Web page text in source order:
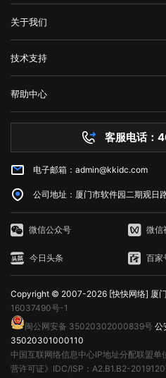
量，机房配备24小时专业运维人员，
设备维护、网络实时监控到网络设备
的专业技术支持。 欢迎预约现场考察机房，厦门地区企业我们提供专车
完成注册登记，配套的“党政安全云”
络信息建设的实际情况，定制个性化
新闻办公室原局长，国务院新闻办公
几位领导同志分别进行了发言以及美
席的媒体有新华网，人民网，浙江日报
媒体报导(截取部分媒体，排名不分先后)：
http://zj.people.com.cn/n2/2018/
州网 http://
01/20/content_6778158.htm 中国宁波网
http://news.cnnb.com.cn/system/
http://news.eastday.com/eastday/
http://www.dzwww.com/xinwen/
宁波日报社 http://
http://share.gmw.cn/local/zj/2018-
from=timeline 今日头条
https://www.toutiao.com/
http://
浙江新闻 https://zj.zjol.com.cn/
http://zjrb.zjol.com.cn/html/2018-
务水平，促进IDC的快速健康发展，
进程；通过开展各项活动，为IDC行
慧集结型团体的打造，并致力将精英
+"向各行各业的加速渗透以及VR 、
现，海量的数据正在改变已有的社会
罗万象的数据处理系统。而这背后海
大的基础设施能力，此时互联网底层
着IDC产业政策环境宽松，市场监管
提升，跨界融合逐步深入，开放、融
律。 为了进一步推进国内IDC产业健康发展，促进业内交流，作为华南区
的数据中心、云计算领域的标志性盛
2016成功举办华南IDC高峰论坛之后
第三届华南IDC高峰论坛”，联合行内
与挑战，为行业者提供分享交流的平
发展。
汇款信息
购买流程
服务条款
关于我们
公司介绍
举报中心
隐私声明
技术支持
网站备案
技术文档
帮助中心
服务器问题
市场资讯
客服电话：
电子邮箱：admin@kkidc.com
公司地址：厦门市软件园二期观日
微信公众号 微信
今日头条 百家
Copyright © 2007-2026 [快快网络] 厦
16037490号-1
闽公网安备 35020302000839号 公
35020301000110
中国互联网络信息中心IP地址分配联盟单
营许可证》IDC/ISP：A2.B1.B2-